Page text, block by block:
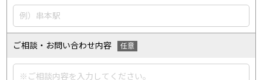
ご相談・お問い合わせ内容